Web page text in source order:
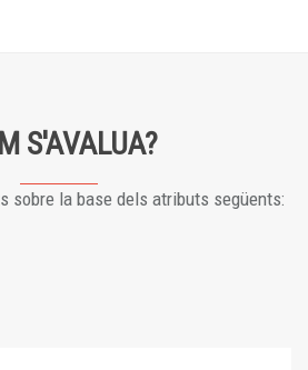
S'AVALUA?
sobre la base dels atributs següents: